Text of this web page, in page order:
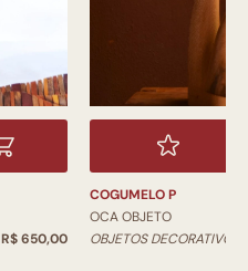
R$ 650,00
COGUMELO P
OCA OBJETO
OBJETOS DECORATIVOS